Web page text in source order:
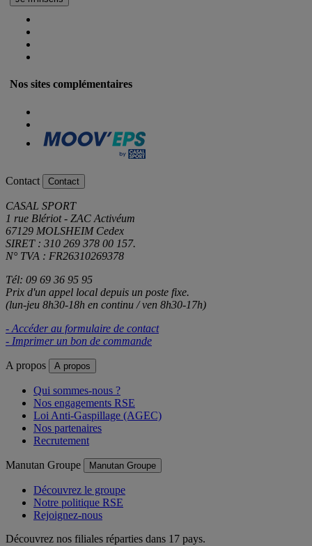
Nos sites complémentaires
Contact Contact
CASAL SPORT
1 rue Blériot - ZAC Activéum
67129 MOLSHEIM Cedex
SIRET : 310 269 378 00 157.
N° TVA : FR26310269378
Tél: 09 69 36 95 95
Prix d'un appel local depuis un poste fixe.
(lun-jeu 8h30-18h en continu / ven 8h30-17h)
- Accéder au formulaire de contact
- Imprimer un bon de commande
A propos A propos
Qui sommes-nous ?
Nos engagements RSE
Loi Anti-Gaspillage (AGEC)
Nos partenaires
Recrutement
Manutan Groupe Manutan Groupe
Découvrez le groupe
Notre politique RSE
Rejoignez-nous
Découvrez nos filiales réparties dans 17 pays.